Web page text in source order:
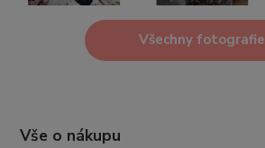
Všechny fotografie
Vše o nákupu